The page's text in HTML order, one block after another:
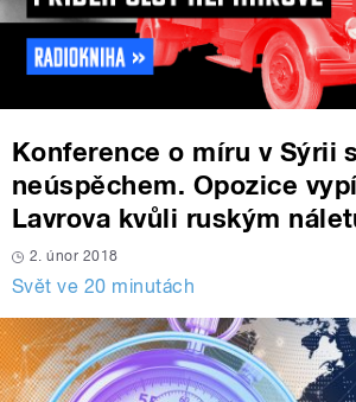
Konference o míru v Sýrii
neúspěchem. Opozice
Lavrova kvůli ruským
2. únor 2018
Svět ve 20 minutách